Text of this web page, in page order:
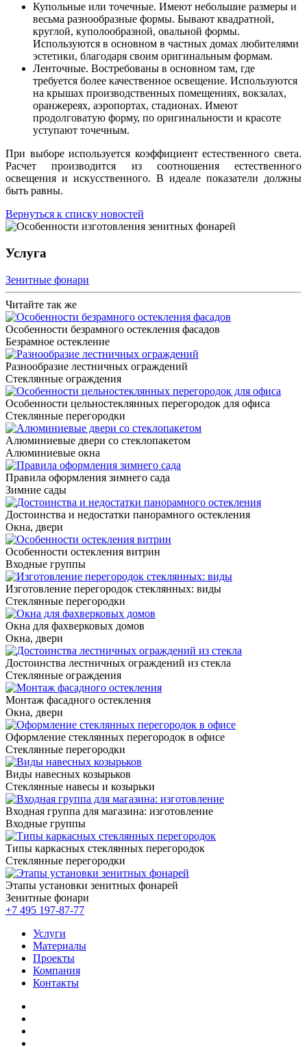
Купольные или точечные. Имеют небольшие размеры и
весьма разнообразные формы. Бывают квадратной,
круглой, куполообразной, овальной формы.
Используются в основном в частных домах любителями
эстетики, благодаря своим оригинальным формам.
Ленточные. Востребованы в основном там, где
требуется более качественное освещение. Используются
на крышах производственных помещениях, вокзалах,
оранжереях, аэропортах, стадионах. Имеют
продолговатую форму, по оригинальности и красоте
уступают точечным.
При выборе используется коэффициент естественного света.
Расчет производится из соотношения естественного
освещения и искусственного. В идеале показатели должны
быть равны.
Вернуться к списку новостей
Услуга
Зенитные фонари
Читайте так же
Особенности безрамного остекления фасадов
Безрамное остекление
Разнообразие лестничных ограждений
Стеклянные ограждения
Особенности цельностеклянных перегородок для офиса
Стеклянные перегородки
Алюминиевые двери со стеклопакетом
Алюминиевые окна
Правила оформления зимнего сада
Зимние сады
Достоинства и недостатки панорамного остекления
Окна, двери
Особенности остекления витрин
Входные группы
Изготовление перегородок стеклянных: виды
Стеклянные перегородки
Окна для фахверковых домов
Окна, двери
Достоинства лестничных ограждений из стекла
Стеклянные ограждения
Монтаж фасадного остекления
Окна, двери
Оформление стеклянных перегородок в офисе
Стеклянные перегородки
Виды навесных козырьков
Стеклянные навесы и козырьки
Входная группа для магазина: изготовление
Входные группы
Типы каркасных стеклянных перегородок
Стеклянные перегородки
Этапы установки зенитных фонарей
Зенитные фонари
+7 495 197-87-77
Услуги
Материалы
Проекты
Компания
Контакты